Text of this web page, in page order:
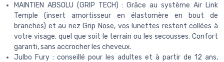
MAINTIEN ABSOLU (GRIP TECH) : Grâce au système Air Link
Temple (insert amortisseur en élastomère en bout de
branches) et au nez Grip Nose, vos lunettes restent collées à
votre visage, quel que soit le terrain ou les secousses. Confort
garanti, sans accrocher les cheveux.
Julbo Fury : conseillé pour les adultes et à partir de 12 ans,